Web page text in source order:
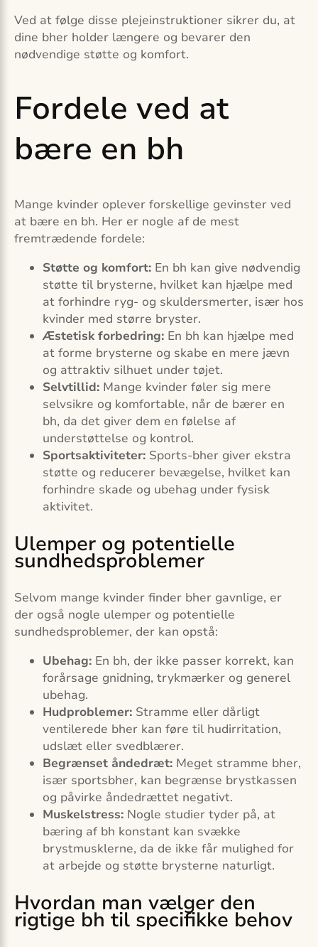
Ved at følge disse plejeinstruktioner sikrer du, at
dine bher holder længere og bevarer den
nødvendige støtte og komfort.
Fordele ved at
bære en bh
Mange kvinder oplever forskellige gevinster ved
at bære en bh. Her er nogle af de mest
fremtrædende fordele:
Støtte og komfort: En bh kan give nødvendig
støtte til brysterne, hvilket kan hjælpe med
at forhindre ryg- og skuldersmerter, især hos
kvinder med større bryster.
Æstetisk forbedring: En bh kan hjælpe med
at forme brysterne og skabe en mere jævn
og attraktiv silhuet under tøjet.
Selvtillid: Mange kvinder føler sig mere
selvsikre og komfortable, når de bærer en
bh, da det giver dem en følelse af
understøttelse og kontrol.
Sportsaktiviteter: Sports-bher giver ekstra
støtte og reducerer bevægelse, hvilket kan
forhindre skade og ubehag under fysisk
aktivitet.
Ulemper og potentielle
sundhedsproblemer
Selvom mange kvinder finder bher gavnlige, er
der også nogle ulemper og potentielle
sundhedsproblemer, der kan opstå:
Ubehag: En bh, der ikke passer korrekt, kan
forårsage gnidning, trykmærker og generel
ubehag.
Hudproblemer: Stramme eller dårligt
ventilerede bher kan føre til hudirritation,
udslæt eller svedblærer.
Begrænset åndedræt: Meget stramme bher,
især sportsbher, kan begrænse brystkassen
og påvirke åndedrættet negativt.
Muskelstress: Nogle studier tyder på, at
bæring af bh konstant kan svække
brystmusklerne, da de ikke får mulighed for
at arbejde og støtte brysterne naturligt.
Hvordan man vælger den
rigtige bh til specifikke behov